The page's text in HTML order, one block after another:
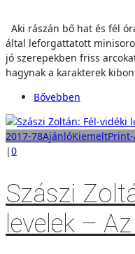
Aki rászán bő hat és fél
által leforgattatott
jó szerepekben friss
hagynak a karakterek
Bővebben
2017-78AjánlóKiemelt
|0
Szászi
levelek –